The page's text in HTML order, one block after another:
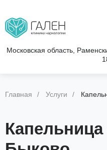
Московская область,
О КЛИНИКЕ
УСЛУГИ
Главная Услуги
Капельница